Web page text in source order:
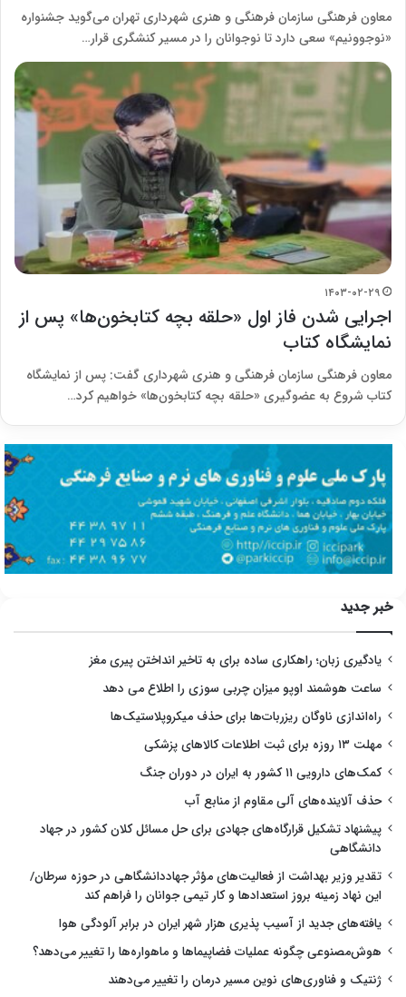
معاون فرهنگی سازمان فرهنگی و هنری شهرداری تهران می‌گوید جشنواره
«نوجوونیم» سعی دارد تا نوجوانان را در مسیر کنشگری قرار…
۱۴۰۳-۰۲-۲۹
اجرایی شدن فاز اول «حلقه بچه کتابخون‌ها» پس از
نمایشگاه کتاب
معاون فرهنگی سازمان فرهنگی و هنری شهرداری گفت: پس از نمایشگاه
کتاب شروع به عضوگیری «حلقه بچه کتابخون‌ها» خواهیم کرد…
خبر جدید
یادگیری زبان؛ راهکاری ساده برای به تاخیر انداختن پیری مغز
ساعت هوشمند اوپو میزان چربی سوزی را اطلاع می دهد
راه‌اندازی ناوگان ریزربات‌ها برای حذف میکروپلاستیک‌ها
مهلت ۱۳ روزه برای ثبت اطلاعات کالاهای پزشکی
کمک‌های دارویی ۱۱ کشور به ایران در دوران جنگ
حذف آلاینده‌های آلی مقاوم از منابع آب
پیشنهاد تشکیل قرارگاه‌های جهادی برای حل مسائل کلان کشور در جهاد
دانشگاهی
تقدیر وزیر بهداشت از فعالیت‌های مؤثر جهاددانشگاهی در حوزه سرطان/
این نهاد زمینه بروز استعدادها و کار تیمی جوانان را فراهم کند
یافته‌های جدید از آسیب پذیری هزار شهر ایران در برابر آلودگی هوا
هوش‌مصنوعی چگونه عملیات فضاپیماها و ماهواره‌ها را تغییر می‌دهد؟
ژنتیک و فناوری‌های نوین مسیر درمان را تغییر می‌دهند